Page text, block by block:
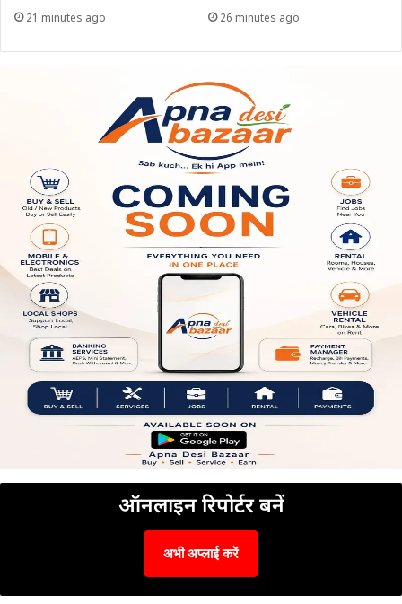
21 minutes ago 26 minutes ago
ऑनलाइन रिपोर्टर बनें
अभी अप्लाई करें